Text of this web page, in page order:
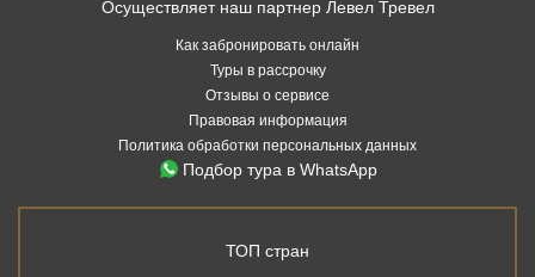
ТОП стран
Туры в Турцию
Туры на Шри Ланку
Туры на Сейшелы
Туры во Вьетнам
Туры в Индию
Туры в Индонезию
Туры в Черногорию
Туры в ОАЭ
ТОП курортов